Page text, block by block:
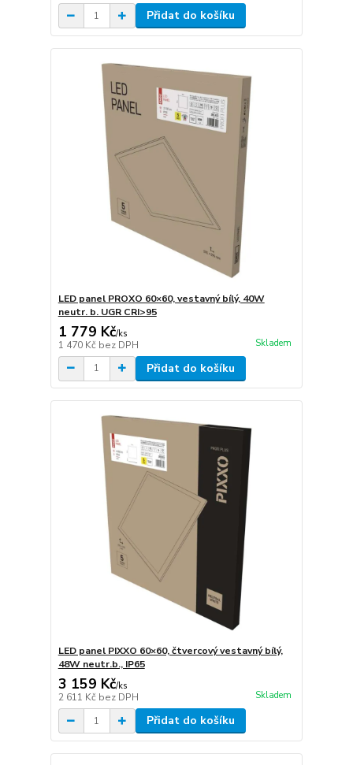
Přidat do košíku
LED panel PROXO 60×60, vestavný bílý, 40W
neutr. b. UGR CRI>95
1 779 Kč/ks
1 470 Kč bez DPH Skladem
Přidat do košíku
LED panel PIXXO 60×60, čtvercový vestavný bílý,
48W neutr.b., IP65
3 159 Kč/ks
2 611 Kč bez DPH Skladem
Přidat do košíku